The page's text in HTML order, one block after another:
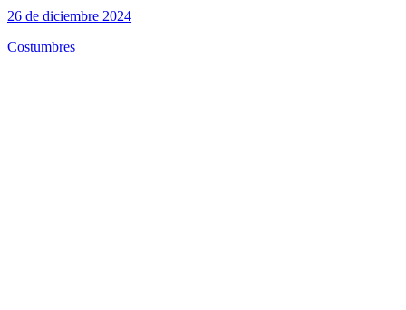
26 de diciembre 2024
Costumbres